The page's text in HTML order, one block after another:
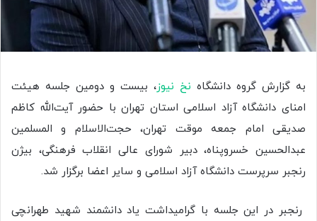
به گزارش گروه دانشگاه نخ نیوز، بیست و دومین جلسه هیئت
امنای دانشگاه آزاد اسلامی استان تهران با حضور آیت‌الله کاظم
صدیقی امام جمعه موقت تهران، حجت‌الاسلام و المسلمین
عبدالحسین خسروپناه، دبیر شورای عالی انقلاب فرهنگی، بیژن
رنجبر سرپرست دانشگاه آزاد اسلامی و سایر اعضا برگزار شد.
رنجبر در این جلسه با گرامیداشت یاد دانشمند شهید طهرانچی